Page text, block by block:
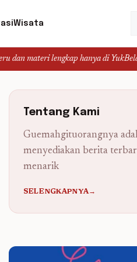
Wisata
lengkap hanya di YukBelajar.com.
Tentang Kami
Guemahgituorangnya
menyediakan berita
menarik
SELENGKAPNYA→